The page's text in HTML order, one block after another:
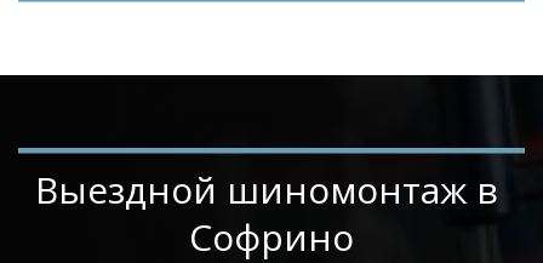
­­­­Выездной шиномонтаж в
Софрино